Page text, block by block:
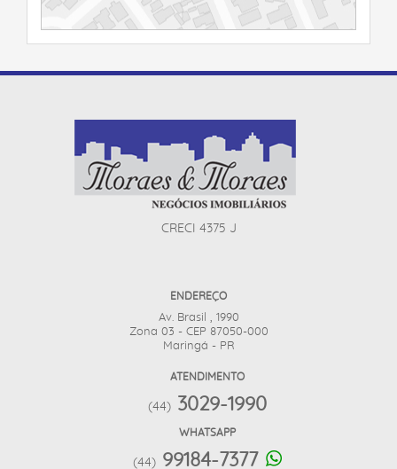
CRECI 4375 J
ENDEREÇO
Av. Brasil , 1990
Zona 03 - CEP 87050-000
Maringá - PR
ATENDIMENTO
(44) 3029-1990
WHATSAPP
(44) 99184-7377